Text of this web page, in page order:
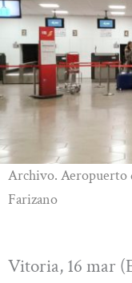
Archivo. Aeropuerto
Farizano
Vitoria, 16 mar